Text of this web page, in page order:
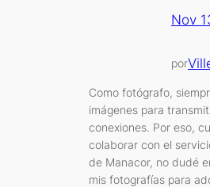
Nov
por
Como fotógrafo,
imágenes para
conexiones. Por eso,
colaborar con el
de Manacor, no dudé
mis fotografías para